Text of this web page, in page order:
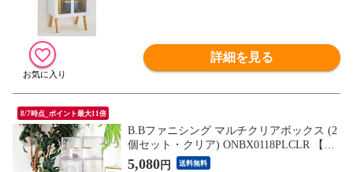
詳細を見る
8/7時点_ポイント最大11倍
B.Bファニシング マルチクリアボックス (2
個セット・クリア) ONBX0118PLCLR 【返
品種別A】
5,080円 送料無料